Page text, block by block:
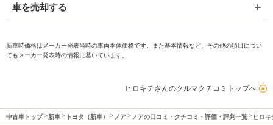
車を売却する
新車時価格はメーカー発表当時の車両本体価格です。また基本情報など、その他の項目につい
てもメーカー発表時の情報に基いています。
ヒロキチさんのクルマクチコミトップへ
中古車トップ 新車 トヨタ（新車） ノア ノアの口コミ・クチコミ・評価・評判一覧 ヒロ